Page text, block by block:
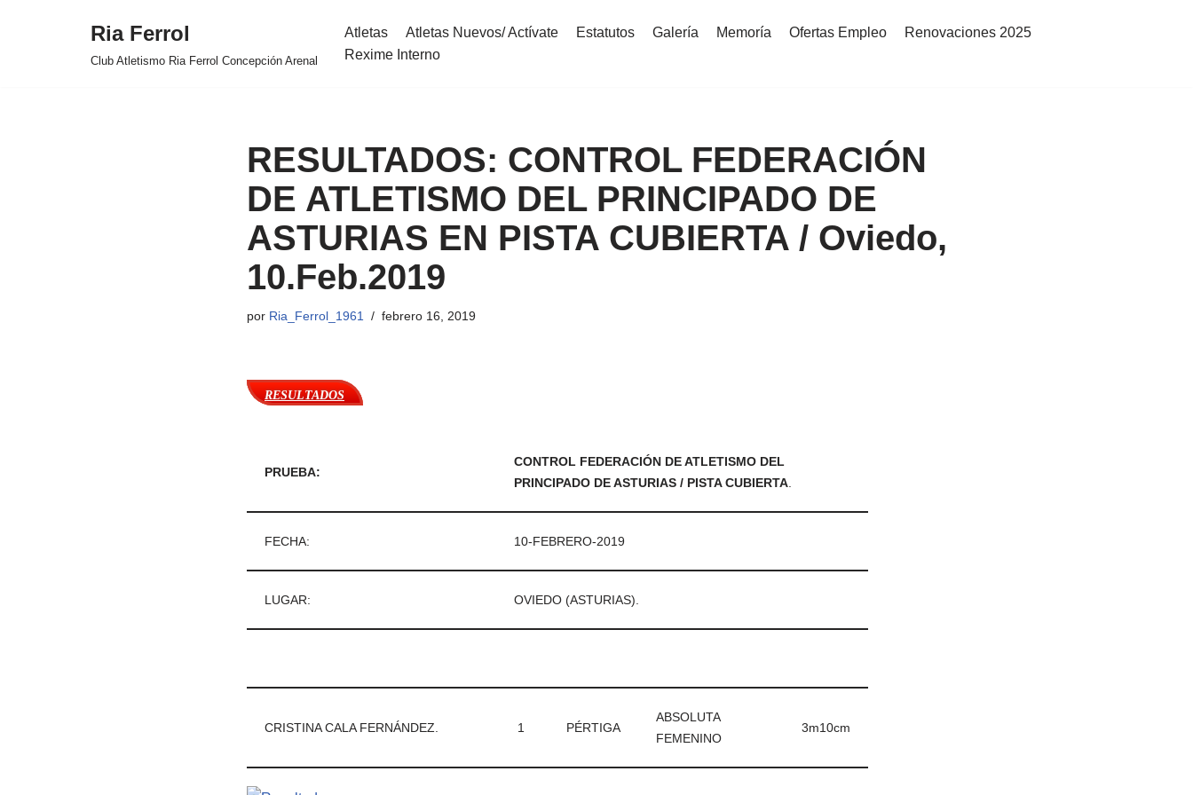
Ria Ferrol
Club Atletismo Ria Ferrol Concepción Arenal
Atletas Atletas Nuevos/ Actívate Estatutos Galería Memoría Ofertas Empleo
Renovaciones 2025
Rexime Interno
RESULTADOS: CONTROL FEDERACIÓN
DE ATLETISMO DEL PRINCIPADO DE
ASTURIAS EN PISTA CUBIERTA / Oviedo,
10.Feb.2019
por Ria_Ferrol_1961 febrero 16, 2019
RESULTADOS
PRUEBA:
CONTROL FEDERACIÓN DE ATLETISMO DEL
PRINCIPADO DE ASTURIAS / PISTA CUBIERTA.
FECHA: 10-FEBRERO-2019
LUGAR: OVIEDO (ASTURIAS).
CRISTINA CALA FERNÁNDEZ. 1 PÉRTIGA
ABSOLUTA
FEMENINO
3m10cm